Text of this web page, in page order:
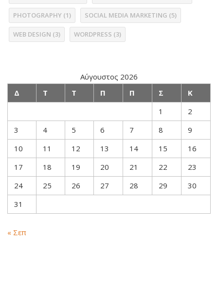
PHOTOGRAPHY (1) SOCIAL MEDIA MARKETING (5)
WEB DESIGN (3) WORDPRESS (3)
Αύγουστος 2026
Δ
Τ Τ Π Π Σ
Κ
1
2
3
4 5 6 7 8
9
10
11 12 13 14 15
16
17
18 19 20 21 22
23
24
25 26 27 28 29
30
31
« Σεπ